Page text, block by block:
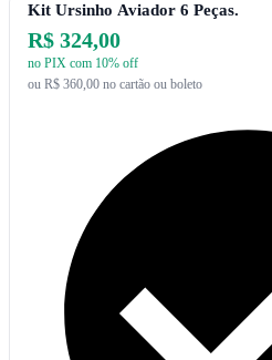
Kit Ursinho Aviador 6 Peças.
R$ 324,00
no PIX com 10% off
ou R$ 360,00 no cartão ou boleto